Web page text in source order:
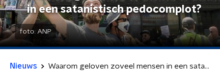
in een satanistisch pedocomplot?
foto: ANP
Nieuws Waarom geloven zoveel mensen in een satanistisch pedocomplot?